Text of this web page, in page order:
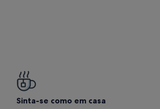
Sinta-se como em casa